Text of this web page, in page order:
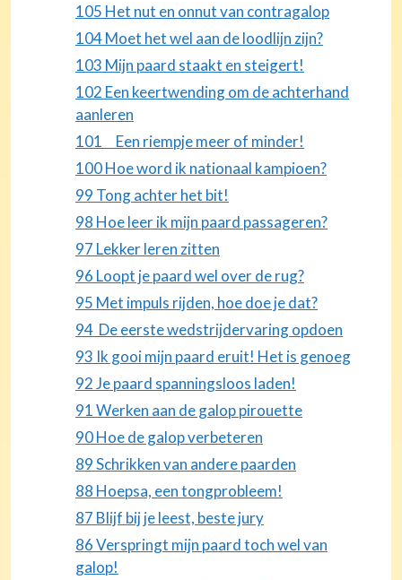
105 Het nut en onnut van contragalop
104 Moet het wel aan de loodlijn zijn?
103 Mijn paard staakt en steigert!
102 Een keertwending om de achterhand
aanleren
101 Een riempje meer of minder!
100 Hoe word ik nationaal kampioen?
99 Tong achter het bit!
98 Hoe leer ik mijn paard passageren?
97 Lekker leren zitten
96 Loopt je paard wel over de rug?
95 Met impuls rijden, hoe doe je dat?
94 De eerste wedstrijdervaring opdoen
93 Ik gooi mijn paard eruit! Het is genoeg
92 Je paard spanningsloos laden!
91 Werken aan de galop pirouette
90 Hoe de galop verbeteren
89 Schrikken van andere paarden
88 Hoepsa, een tongprobleem!
87 Blijf bij je leest, beste jury
86 Verspringt mijn paard toch wel van
galop!